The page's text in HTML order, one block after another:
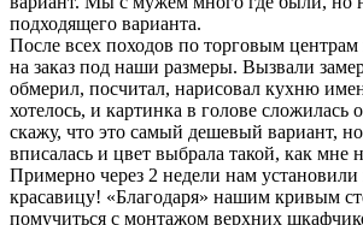
подходящего варианта.
После всех походов по торговым
на заказ под наши размеры. Вызвали
обмерил, посчитал, нарисовал кухню
хотелось, и картинка в голове сложилась
скажу, что это самый дешевый вариант,
вписалась и цвет выбрала такой, как мне
Примерно через 2 недели нам
красавицу! «Благодаря» нашим кривым
помучиться с монтажом верхних